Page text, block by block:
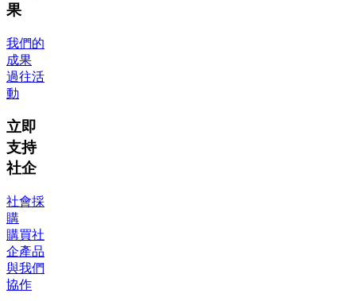
果
我們的
成果
過往活
動
立即
支持
社企
社會採
購
購買社
企產品
與我們
協作